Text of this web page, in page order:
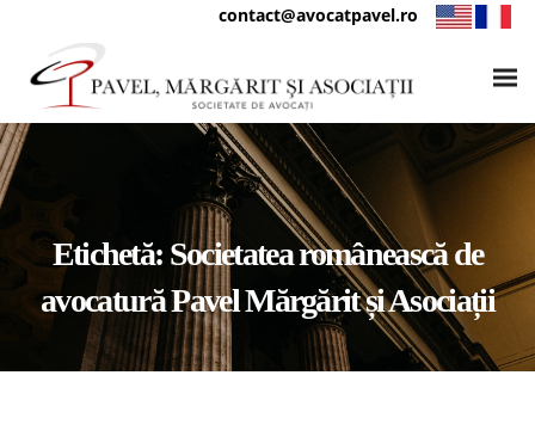
contact@avocatpavel.ro
Etichetă: Societatea românească de
avocatură Pavel Mărgărit și Asociații